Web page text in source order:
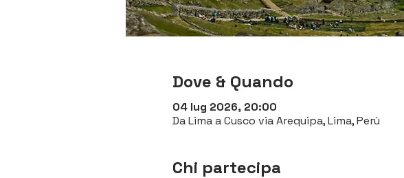
Dove & Quando
04 lug 2026, 20:00
Da Lima a Cusco via Arequipa, Lima, Perù
Chi partecipa